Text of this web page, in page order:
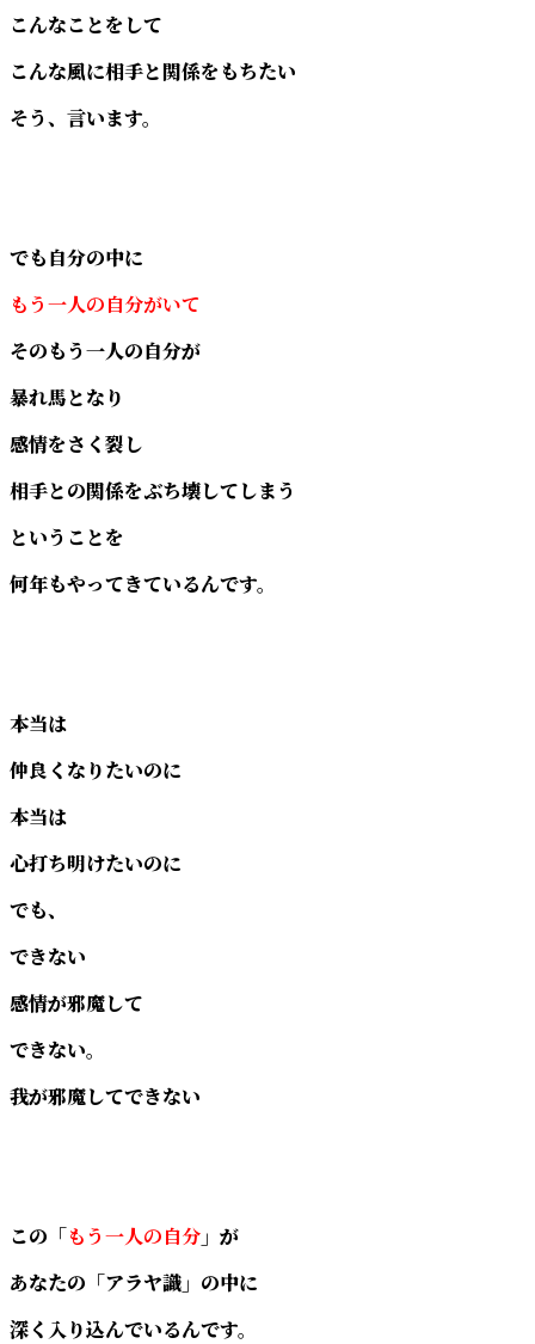
こんなことをして
こんな風に相手と関係をもちたい
そう、言います。
でも自分の中に
もう一人の自分がいて
そのもう一人の自分が
暴れ馬となり
感情をさく裂し
相手との関係をぶち壊してしまう
ということを
何年もやってきているんです。
本当は
仲良くなりたいのに
本当は
心打ち明けたいのに
でも、
できない
感情が邪魔して
できない。
我が邪魔してできない
この「もう一人の自分 」が
あなたの「アラヤ識」の中に
深く入り込んでいるんです。